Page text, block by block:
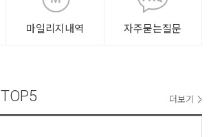
마일리지내역 자주묻는질문
TOP5 더보기